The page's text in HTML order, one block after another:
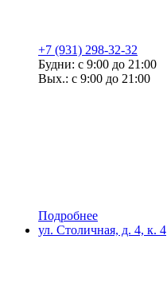
+7 (931) 298-32-32
Будни: с 9:00 до 21:00
Вых.: с 9:00 до 21:00
Подробнее
ул. Столичная, д. 4, к. 4